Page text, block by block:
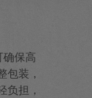
确保高
包装，
负担，